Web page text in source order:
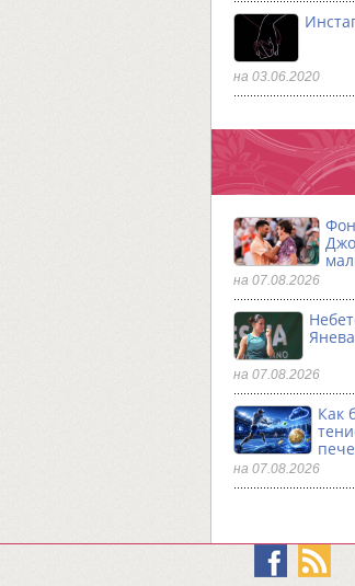
на 03.06.2020
на 07.08.2026
на 07.08.2026
Как
на 07.08.2026